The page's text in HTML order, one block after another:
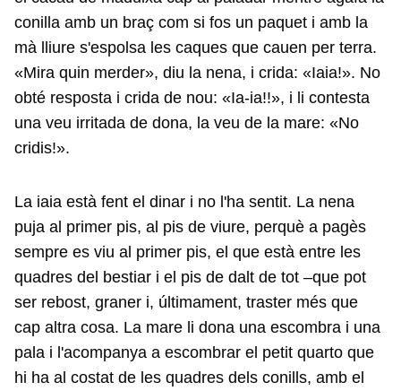
conilla amb un braç com si fos un paquet i amb la
mà lliure s'espolsa les caques que cauen per terra.
«Mira quin merder», diu la nena, i crida: «Iaia!». No
obté resposta i crida de nou: «Ia-ia!!», i li contesta
una veu irritada de dona, la veu de la mare: «No
cridis!».
La iaia està fent el dinar i no l'ha sentit. La nena
puja al primer pis, al pis de viure, perquè a pagès
sempre es viu al primer pis, el que està entre les
quadres del bestiar i el pis de dalt de tot –que pot
ser rebost, graner i, últimament, traster més que
cap altra cosa. La mare li dona una escombra i una
pala i l'acompanya a escombrar el petit quarto que
hi ha al costat de les quadres dels conills, amb el